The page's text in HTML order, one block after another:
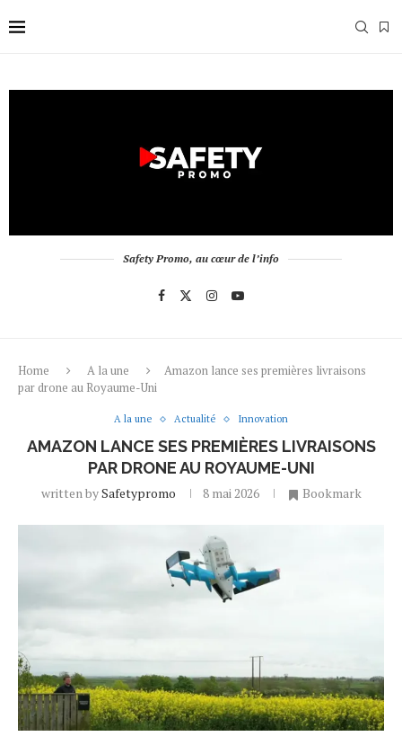
Safety Promo, au cœur de l’info
Home A la une
Amazon lance ses premières livraisons
par drone au Royaume-Uni
A la une Actualité Innovation
AMAZON LANCE SES PREMIÈRES LIVRAISONS
PAR DRONE AU ROYAUME-UNI
written bySafetypromo 8 mai 2026 Bookmark